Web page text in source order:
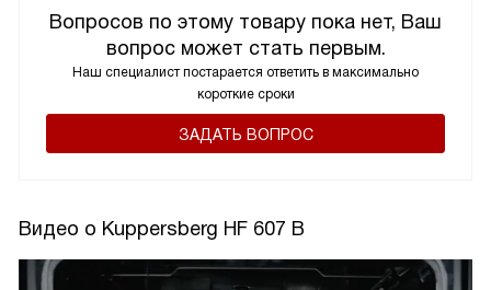
Вопросов по этому товару пока нет, Ваш
вопрос может стать первым.
Наш специалист постарается ответить в максимально
короткие сроки
ЗАДАТЬ ВОПРОС
Видео о Kuppersberg HF 607 B